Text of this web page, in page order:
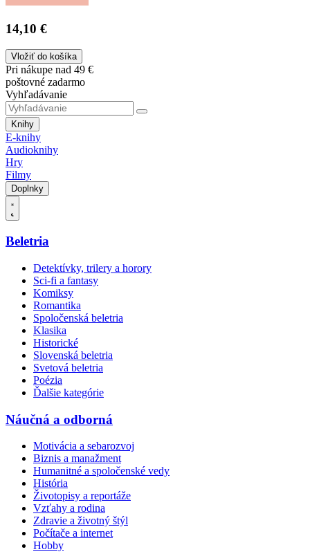
14,10 €
Vložiť do košíka
Pri nákupe nad 49 €
poštovné zadarmo
Vyhľadávanie
Knihy
E-knihy
Audioknihy
Hry
Filmy
Doplnky
Beletria
Detektívky, trilery a horory
Sci-fi a fantasy
Komiksy
Romantika
Spoločenská beletria
Klasika
Historické
Slovenská beletria
Svetová beletria
Poézia
Ďalšie kategórie
Náučná a odborná
Motivácia a sebarozvoj
Biznis a manažment
Humanitné a spoločenské vedy
História
Životopisy a reportáže
Vzťahy a rodina
Zdravie a životný štýl
Počítače a internet
Hobby